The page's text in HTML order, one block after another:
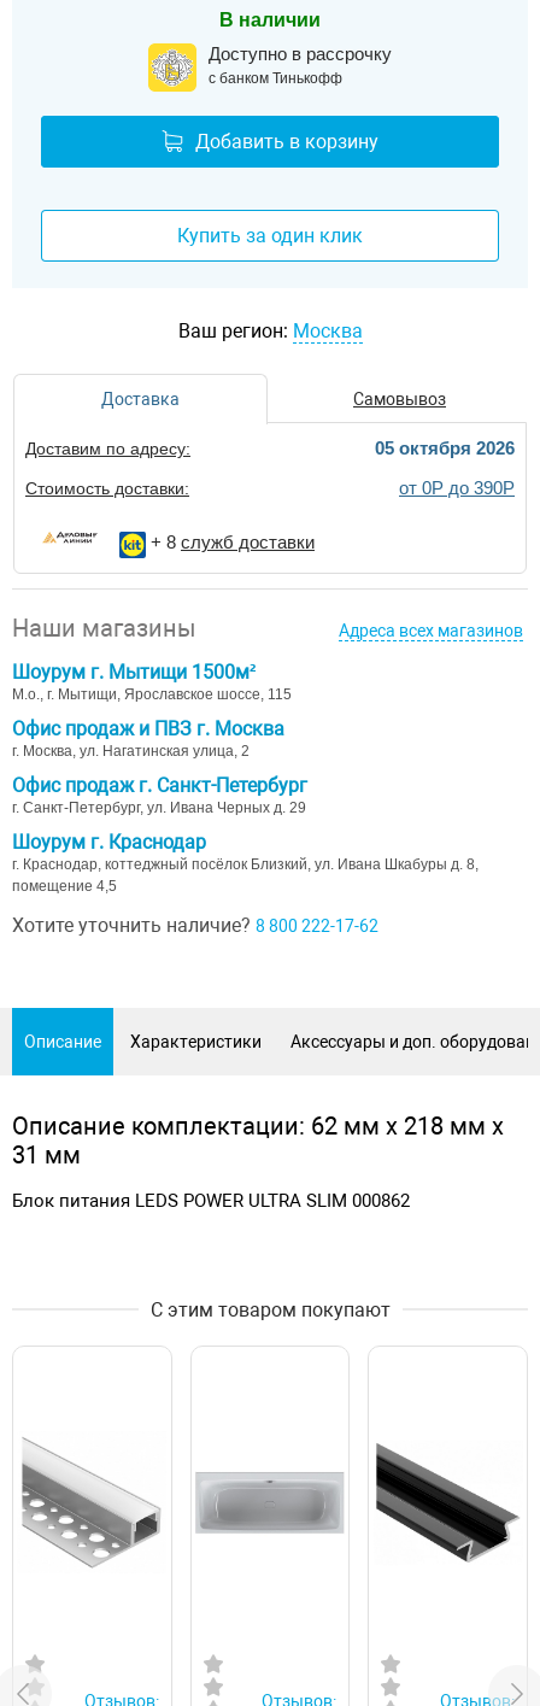
В наличии
Доступно в рассрочку
с банком Тинькофф
Добавить в корзину
Купить за один клик
Ваш регион: Москва
Доставка Самовывоз
Доставим по адресу: 05 октября 2026
Стоимость доставки: от 0Р до 390Р
+ 8 служб доставки
Наши магазины Адреса всех магазинов
Шоурум г. Мытищи 1500м²
М.о., г. Мытищи, Ярославское шоссе, 115
Офис продаж и ПВЗ г. Москва
г. Москва, ул. Нагатинская улица, 2
Офис продаж г. Санкт-Петербург
г. Санкт-Петербург, ул. Ивана Черных д. 29
Шоурум г. Краснодар
г. Краснодар, коттеджный посёлок Близкий, ул. Ивана Шкабуры д. 8,
помещение 4,5
Хотите уточнить наличие? 8 800 222-17-62
Описание Характеристики Аксессуары и доп.
Описание комплектации: 62 мм х 218 мм х
31 мм
Блок питания LEDS POWER ULTRA SLIM 000862
С этим товаром покупают
Отзывов: Отзывов: Отзывов: